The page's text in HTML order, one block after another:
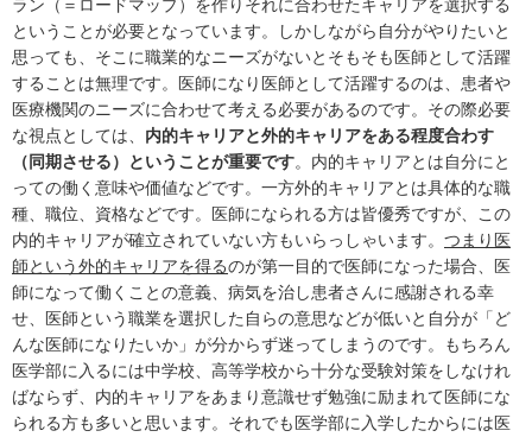
ラン（＝ロードマップ）を作りそれに合わせたキャリアを選択する
ということが必要となっています。しかしながら自分がやりたいと
思っても、そこに職業的なニーズがないとそもそも医師として活躍
することは無理です。医師になり医師として活躍するのは、患者や
医療機関のニーズに合わせて考える必要があるのです。その際必要
な視点としては、 内的キャリアと外的キャリアをある程度合わす
（同期させる）ということが重要です。内的キャリアとは自分にと
っての働く意味や価値などです。一方外的キャリアとは具体的な職
種、職位、資格などです。医師になられる方は皆優秀ですが、この
内的キャリアが確立されていない方もいらっしゃいます。 つまり医
師という外的キャリアを得るのが第一目的で医師になった場合、医
師になって働くことの意義、病気を治し患者さんに感謝される幸
せ、医師という職業を選択した自らの意思などが低いと自分が「ど
んな医師になりたいか」が分からず迷ってしまうのです。もちろん
医学部に入るには中学校、高等学校から十分な受験対策をしなけれ
ばならず、内的キャリアをあまり意識せず勉強に励まれて医師にな
られる方も多いと思います。それでも医学部に入学したからには医